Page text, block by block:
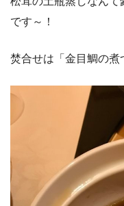
です～！
焚合せは「金目鯛の煮